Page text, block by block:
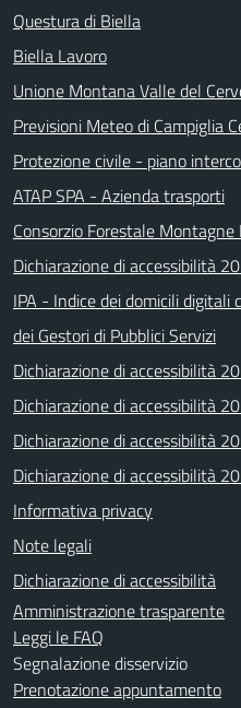
Questura di Biella
Biella Lavoro
Unione Montana Valle del
Previsioni Meteo di Campiglia
Protezione civile - piano
ATAP SPA - Azienda trasporti
Consorzio Forestale Montagne
Dichiarazione di accessibilità
IPA - Indice dei domicili
dei Gestori di Pubblici Servizi
Dichiarazione di accessibilità
Dichiarazione di accessibilità
Dichiarazione di accessibilità
Dichiarazione di accessibilità
Informativa privacy
Note legali
Dichiarazione di accessibilità
Amministrazione trasparente
Leggi le FAQ
Segnalazione disservizio
Prenotazione appuntamento